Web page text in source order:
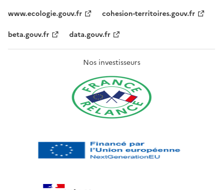
www.ecologie.gouv.fr
cohesion-territoires.gouv.fr
beta.gouv.fr
data.gouv.fr
Nos investisseurs